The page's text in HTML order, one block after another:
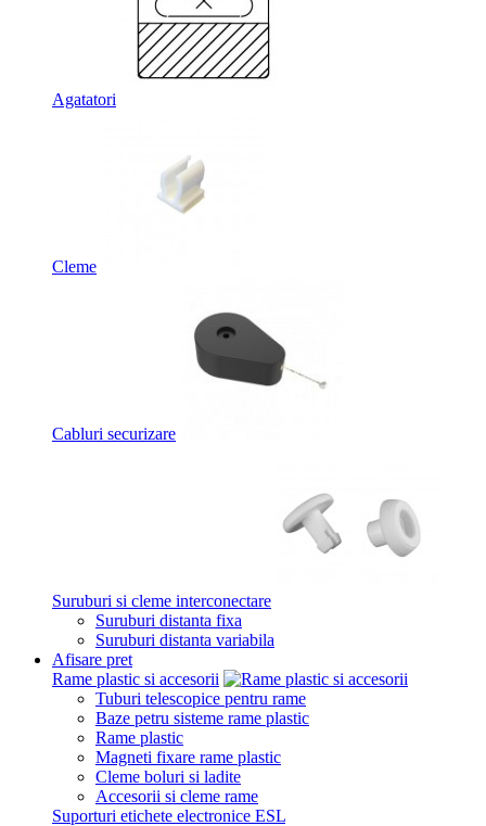
Agatatori
Cleme
Cabluri securizare
Suruburi si cleme interconectare
Suruburi distanta fixa
Suruburi distanta variabila
Afisare pret
Rame plastic si accesorii
Tuburi telescopice pentru rame
Baze petru sisteme rame plastic
Rame plastic
Magneti fixare rame plastic
Cleme boluri si ladite
Accesorii si cleme rame
Suporturi etichete electronice ESL